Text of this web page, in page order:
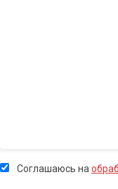
Соглашаюсь на